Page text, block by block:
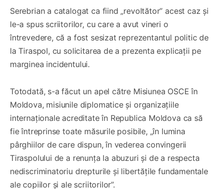
Serebrian a catalogat ca fiind „revoltător” acest caz și
le-a spus scriitorilor, cu care a avut vineri o
întrevedere, că a fost sesizat reprezentantul politic de
la Tiraspol, cu solicitarea de a prezenta explicații pe
marginea incidentului.
Totodată, s-a făcut un apel către Misiunea OSCE în
Moldova, misiunile diplomatice și organizațiile
internaționale acreditate în Republica Moldova ca să
fie întreprinse toate măsurile posibile, „în lumina
pârghiilor de care dispun, în vederea convingerii
Tiraspolului de a renunța la abuzuri și de a respecta
nediscriminatoriu drepturile și libertățile fundamentale
ale copiilor și ale scriitorilor”.